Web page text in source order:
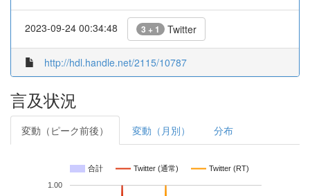
2023-09-24 00:34:48 3 + 1 Twitter
http://hdl.handle.net/2115/10787
言及状況
変動（ピーク前後） 変動（月別） 分布
合計 Twitter (通常) Twitter (RT)
1.00